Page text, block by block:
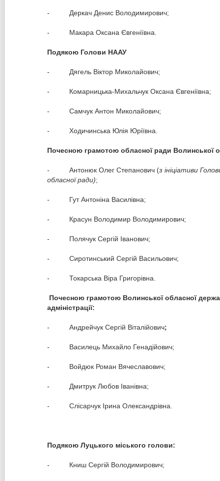
- Деркач Денис Володимирович;
- Макара Оксана Євгеніївна.
Подякою Голови НААУ
- Дягель Віктор Миколайович;
- Комарницька-Михальчук Оксана Євгеніївна;
- Самчук Антон Миколайович;
- Ходичинська Юлія Юріївна.
Почесною грамотою обласної ради Волинської
- Антонюк Олег Степанович (з ініціативи
обласної ради);
- Гут Антоніна Василівна;
- Красун Володимир Володимирович;
- Полячук Сергій Іванович;
- Сиротинський Сергій Васильович;
- Токарська Віра Григорівна.
Почесною грамотою Волинської обласної
адміністрації:
- Андрейчук Сергій Віталійович;
- Василець Михайло Генадійович;
- Войдюк Роман Вячеславович;
- Дмитрук Любов Іванівна;
- Слісарчук Ірина Олександрівна.
Подякою Луцького міського голови:
- Книш Сергій Володимирович;